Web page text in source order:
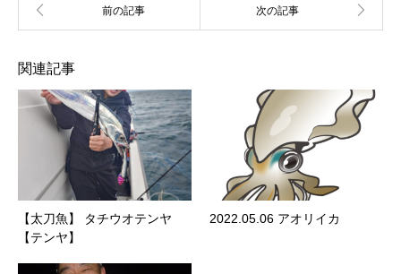
関連記事
【太刀魚】 タチウオテンヤ
【テンヤ】
2022.05.06 アオリイカ